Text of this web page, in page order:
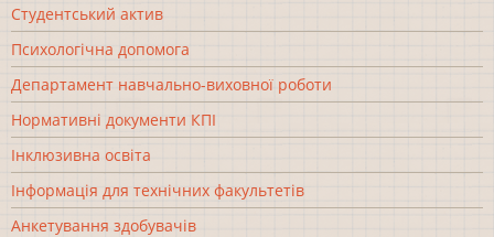
Студентський актив
Психологічна допомога
Департамент навчально-виховної роботи
Нормативні документи КПІ
Інклюзивна освіта
Інформація для технічних факультетів
Анкетування здобувачів